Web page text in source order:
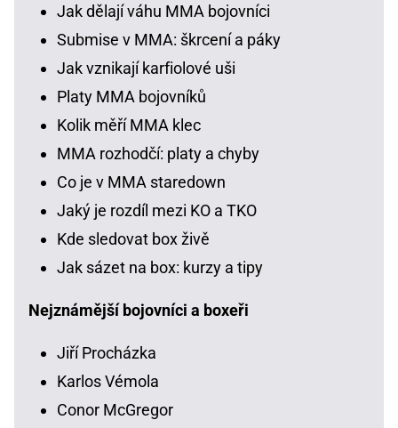
Jak dělají váhu MMA bojovníci
Submise v MMA: škrcení a páky
Jak vznikají karfiolové uši
Platy MMA bojovníků
Kolik měří MMA klec
MMA rozhodčí: platy a chyby
Co je v MMA staredown
Jaký je rozdíl mezi KO a TKO
Kde sledovat box živě
Jak sázet na box: kurzy a tipy
Nejznámější bojovníci a boxeři
Jiří Procházka
Karlos Vémola
Conor McGregor